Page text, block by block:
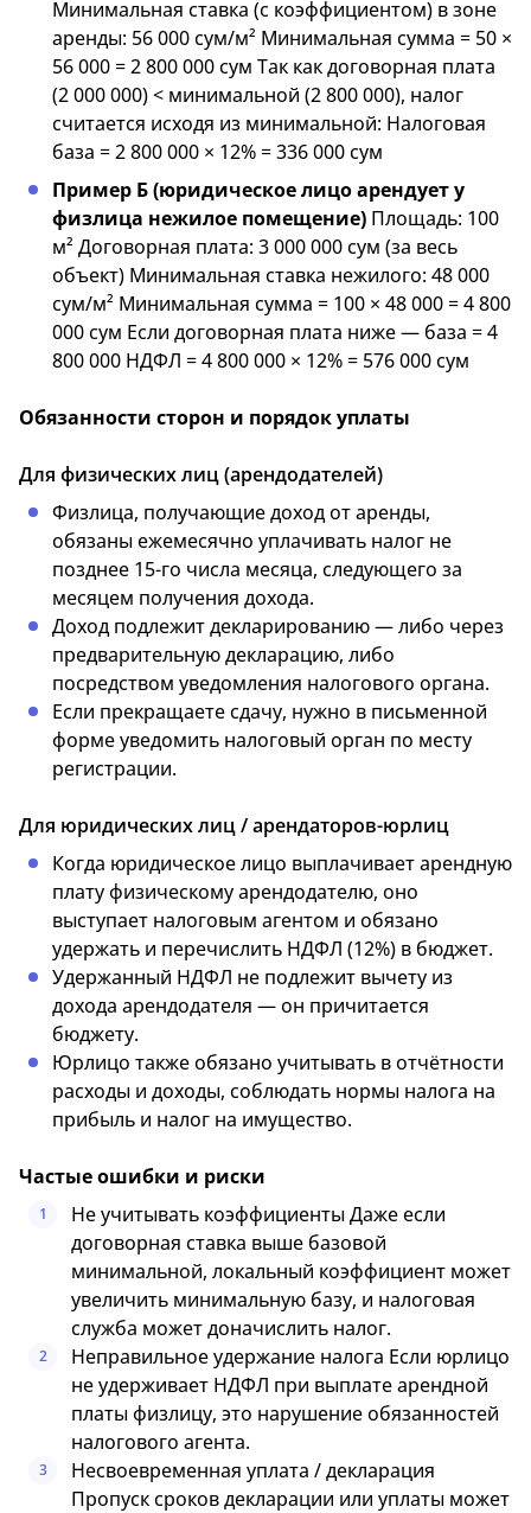
Минимальная ставка (с коэффициентом) в зоне
аренды: 56 000 сум/м² Минимальная сумма = 50 ×
56 000 = 2 800 000 сум Так как договорная плата
(2 000 000) < минимальной (2 800 000), налог
считается исходя из минимальной: Налоговая
база = 2 800 000 × 12% = 336 000 сум
Пример Б (юридическое лицо арендует у
физлица нежилое помещение) Площадь: 100
м² Договорная плата: 3 000 000 сум (за весь
объект) Минимальная ставка нежилого: 48 000
сум/м² Минимальная сумма = 100 × 48 000 = 4 800
000 сум Если договорная плата ниже — база = 4
800 000 НДФЛ = 4 800 000 × 12% = 576 000 сум
Обязанности сторон и порядок уплаты
Для физических лиц (арендодателей)
Физлица, получающие доход от аренды,
обязаны ежемесячно уплачивать налог не
позднее 15-го числа месяца, следующего за
месяцем получения дохода.
Доход подлежит декларированию — либо через
предварительную декларацию, либо
посредством уведомления налогового органа.
Если прекращаете сдачу, нужно в письменной
форме уведомить налоговый орган по месту
регистрации.
Для юридических лиц / арендаторов-юрлиц
Когда юридическое лицо выплачивает арендную
плату физическому арендодателю, оно
выступает налоговым агентом и обязано
удержать и перечислить НДФЛ (12%) в бюджет.
Удержанный НДФЛ не подлежит вычету из
дохода арендодателя — он причитается
бюджету.
Юрлицо также обязано учитывать в отчётности
расходы и доходы, соблюдать нормы налога на
прибыль и налог на имущество.
Частые ошибки и риски
1
Не учитывать коэффициенты Даже если
договорная ставка выше базовой
минимальной, локальный коэффициент может
увеличить минимальную базу, и налоговая
служба может доначислить налог.
2
Неправильное удержание налога Если юрлицо
не удерживает НДФЛ при выплате арендной
платы физлицу, это нарушение обязанностей
налогового агента.
3
Несвоевременная уплата / декларация
Пропуск сроков декларации или уплаты может